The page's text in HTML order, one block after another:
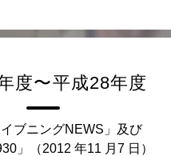
度〜平成28年度
ブニングNEWS」及び
」（2012 年11 月7 日）